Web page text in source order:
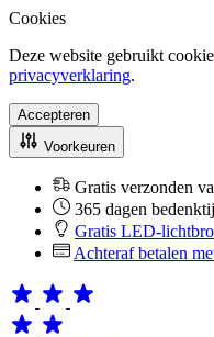
Cookies
Deze website gebruikt
privacyverklaring.
Accepteren
Voorkeuren
Gratis verzonden
365 dagen
Gratis LED-
Achteraf betalen